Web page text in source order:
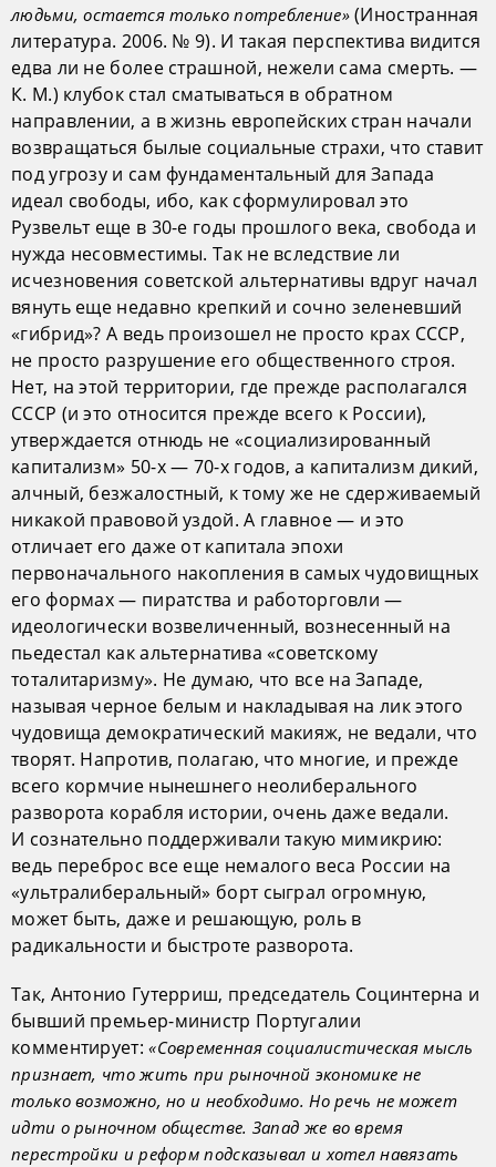
людьми, остается только потребление»(Иностранная
литература. 2006. № 9). И такая перспектива видится
едва ли не более страшной, нежели сама смерть. —
К. М.) клубок стал сматываться в обратном
направлении, а в жизнь европейских стран начали
возвращаться былые социальные страхи, что ставит
под угрозу и сам фундаментальный для Запада
идеал свободы, ибо, как сформулировал это
Рузвельт еще в 30-е годы прошлого века, свобода и
нужда несовместимы. Так не вследствие ли
исчезновения советской альтернативы вдруг начал
вянуть еще недавно крепкий и сочно зеленевший
«гибрид»? А ведь произошел не просто крах СССР,
не просто разрушение его общественного строя.
Нет, на этой территории, где прежде располагался
СССР (и это относится прежде всего к России),
утверждается отнюдь не «социализированный
капитализм» 50-х — 70-х годов, а капитализм дикий,
алчный, безжалостный, к тому же не сдерживаемый
никакой правовой уздой. А главное — и это
отличает его даже от капитала эпохи
первоначального накопления в самых чудовищных
его формах — пиратства и работорговли —
идеологически возвеличенный, вознесенный на
пьедестал как альтернатива «советскому
тоталитаризму». Не думаю, что все на Западе,
называя черное белым и накладывая на лик этого
чудовища демократический макияж, не ведали, что
творят. Напротив, полагаю, что многие, и прежде
всего кормчие нынешнего неолиберального
разворота корабля истории, очень даже ведали.
И сознательно поддерживали такую мимикрию:
ведь переброс все еще немалого веса России на
«ультралиберальный» борт сыграл огромную,
может быть, даже и решающую, роль в
радикальности и быстроте разворота.
Так, Антонио Гутерриш, председатель Социнтерна и
бывший премьер-министр Португалии
комментирует:«Современная социалистическая мысль
признает, что жить при рыночной экономике не
только возможно, но и необходимо. Но речь не может
идти о рыночном обществе. Запад же во время
перестройки и реформ подсказывал и хотел навязать